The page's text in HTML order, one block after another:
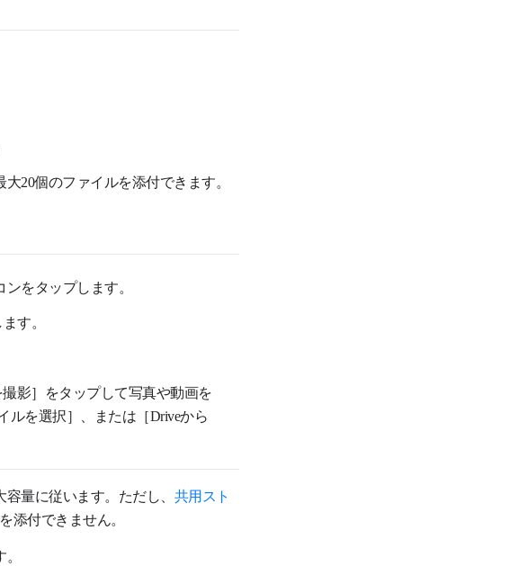
20個のファイルを添付できます。
ンをタップします。
す。
影］をタップして写真や動画を
ルを選択］、または［Driveから
量に従います。ただし、 共用スト
添付できません。